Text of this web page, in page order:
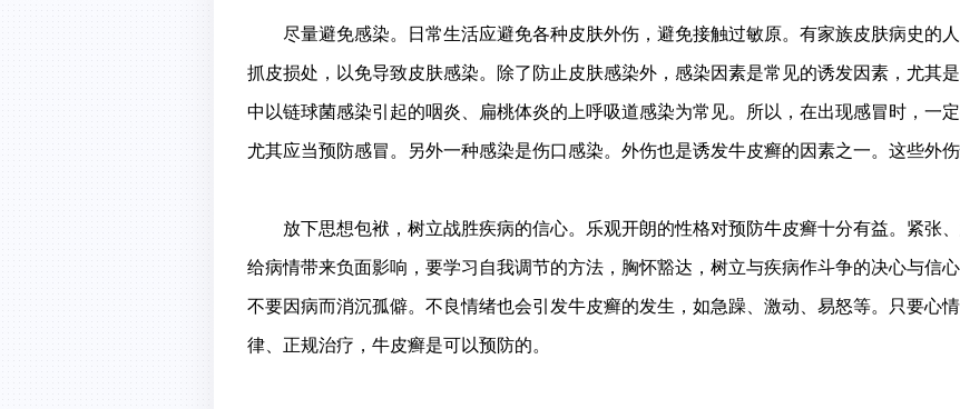
尽量避免感染。日常生活应避免各种皮肤外伤，避免接触过敏原。有家族皮肤病史的
抓皮损处，以免导致皮肤感染。除了防止皮肤感染外，感染因素是常见的诱发因素，尤其
中以链球菌感染引起的咽炎、扁桃体炎的上呼吸道感染为常见。所以，在出现感冒时，一
尤其应当预防感冒。另外一种感染是伤口感染。外伤也是诱发牛皮癣的因素之一。这些外
放下思想包袱，树立战胜疾病的信心。乐观开朗的性格对预防牛皮癣十分有益。紧张
给病情带来负面影响，要学习自我调节的方法，胸怀豁达，树立与疾病作斗争的决心与信
不要因病而消沉孤僻。不良情绪也会引发牛皮癣的发生，如急躁、激动、易怒等。只要心
律、正规治疗，牛皮癣是可以预防的。